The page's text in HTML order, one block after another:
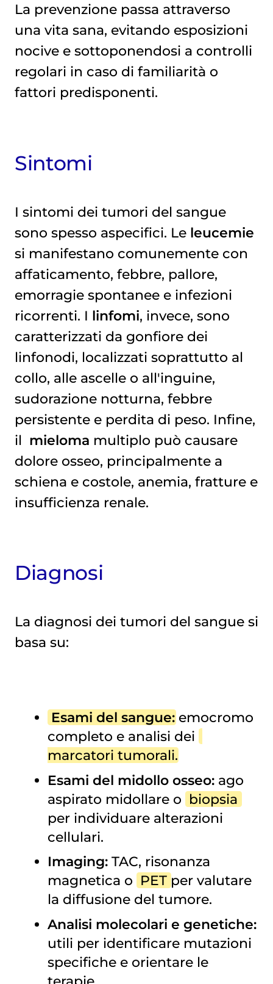
La prevenzione passa attraverso
una vita sana, evitando esposizioni
nocive e sottoponendosi a controlli
regolari in caso di familiarità o
fattori predisponenti.
Sintomi
I sintomi dei tumori del sangue
sono spesso aspecifici. Le leucemie
si manifestano comunemente con
affaticamento, febbre, pallore,
emorragie spontanee e infezioni
ricorrenti. I linfomi, invece, sono
caratterizzati da gonfiore dei
linfonodi, localizzati soprattutto al
collo, alle ascelle o all'inguine,
sudorazione notturna, febbre
persistente e perdita di peso. Infine,
il mieloma multiplo può causare
dolore osseo, principalmente a
schiena e costole, anemia, fratture e
insufficienza renale.
Diagnosi
La diagnosi dei tumori del sangue si
basa su:
Esami del sangue: emocromo
completo e analisi dei
marcatori tumorali.
Esami del midollo osseo:ago
aspirato midollare o biopsia
per individuare alterazioni
cellulari.
Imaging:TAC, risonanza
magnetica o PET per valutare
la diffusione del tumore.
Analisi molecolari e genetiche:
utili per identificare mutazioni
specifiche e orientare le
terapie.